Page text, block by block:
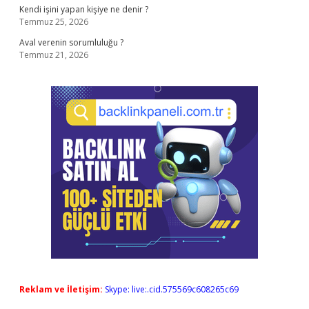
Kendi işini yapan kişiye ne denir ?
Temmuz 25, 2026
Aval verenin sorumluluğu ?
Temmuz 21, 2026
Reklam ve İletişim: Skype: live:.cid.575569c608265c69